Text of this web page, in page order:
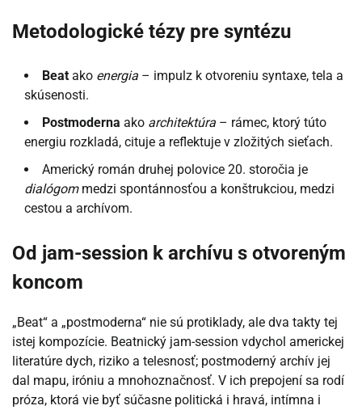
Metodologické tézy pre syntézu
Beat ako energia – impulz k otvoreniu syntaxe, tela a
skúsenosti.
Postmoderna ako architektúra – rámec, ktorý túto
energiu rozkladá, cituje a reflektuje v zložitých sieťach.
Americký román druhej polovice 20. storočia je
dialógommedzi spontánnosťou a konštrukciou, medzi
cestou a archívom.
Od jam-session k archívu s otvoreným
koncom
„Beat“ a „postmoderna“ nie sú protiklady, ale dva takty tej
istej kompozície. Beatnický jam-session vdychol americkej
literatúre dych, riziko a telesnosť; postmoderný archív jej
dal mapu, iróniu a mnohoznačnosť. V ich prepojení sa rodí
próza, ktorá vie byť súčasne politická i hravá, intímna i